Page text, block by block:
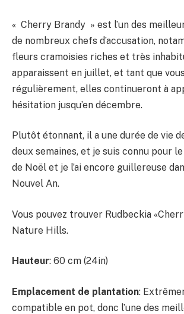
« Cherry Brandy » est l’un des
de nombreux chefs d’accusation,
fleurs cramoisies riches et très
apparaissent en juillet, et tant que
régulièrement, elles continueront à
hésitation jusqu’en décembre.
Plutôt étonnant, il a une durée de vie
deux semaines, et je suis connu pour
de Noël et je l’ai encore guillereuse
Nouvel An.
Vous pouvez trouver Rudbeckia
Nature Hills.
Hauteur: 60 cm (24in)
Emplacement de plantation:
compatible en pot, donc l’une des